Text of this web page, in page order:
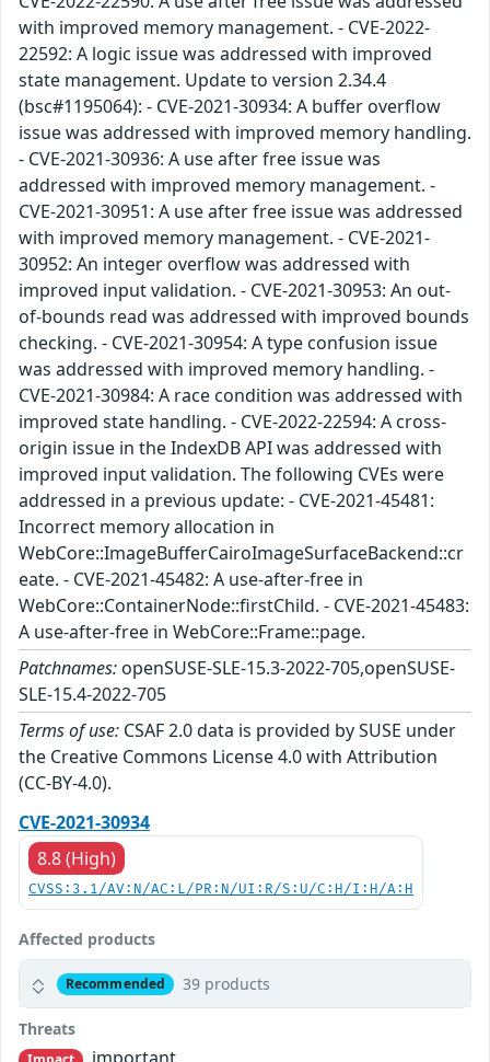
with improved memory management. - CVE-2022-
22592: A logic issue was addressed with improved
state management. Update to version 2.34.4
(bsc#1195064): - CVE-2021-30934: A buffer overflow
issue was addressed with improved memory handling.
- CVE-2021-30936: A use after free issue was
addressed with improved memory management. -
CVE-2021-30951: A use after free issue was addressed
with improved memory management. - CVE-2021-
30952: An integer overflow was addressed with
improved input validation. - CVE-2021-30953: An out-
of-bounds read was addressed with improved bounds
checking. - CVE-2021-30954: A type confusion issue
was addressed with improved memory handling. -
CVE-2021-30984: A race condition was addressed with
improved state handling. - CVE-2022-22594: A cross-
origin issue in the IndexDB API was addressed with
improved input validation. The following CVEs were
addressed in a previous update: - CVE-2021-45481:
Incorrect memory allocation in
WebCore::ImageBufferCairoImageSurfaceBackend::cr
eate. - CVE-2021-45482: A use-after-free in
WebCore::ContainerNode::firstChild. - CVE-2021-45483:
A use-after-free in WebCore::Frame::page.
Patchnames: openSUSE-SLE-15.3-2022-705,openSUSE-
SLE-15.4-2022-705
Terms of use: CSAF 2.0 data is provided by SUSE under
the Creative Commons License 4.0 with Attribution
(CC-BY-4.0).
CVE-2021-30934
8.8 (High)
CVSS:3.1/AV:N/AC:L/PR:N/UI:R/S:U/C:H/I:H/A:H
Affected products
Recommended 39 products
Threats